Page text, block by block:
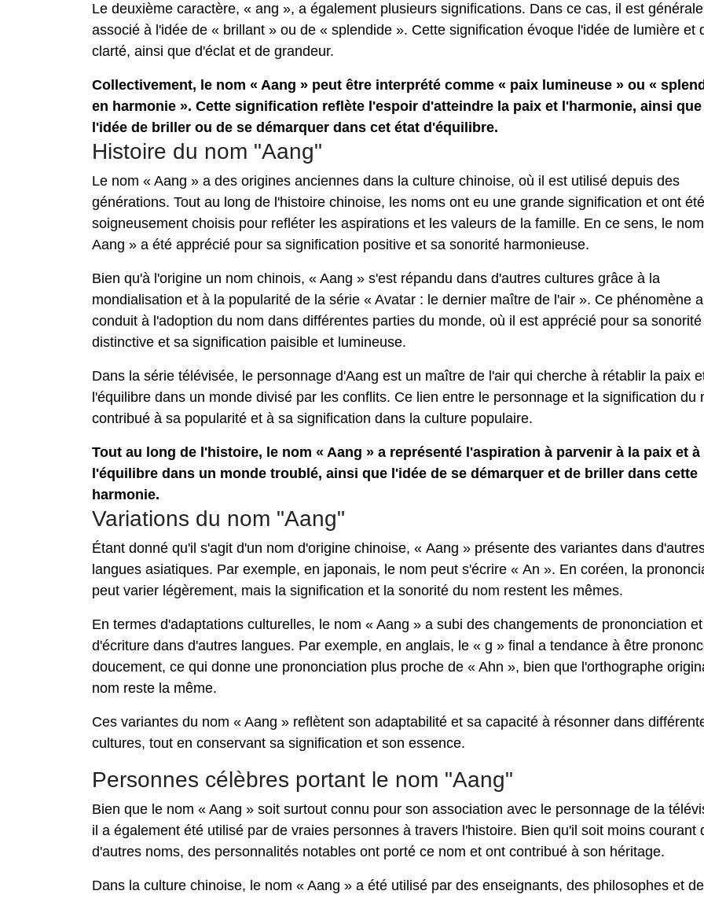
Le deuxième caractère, « ang », a également plusieurs significations. Dans ce cas, il est
associé à l'idée de « brillant » ou de « splendide ». Cette signification évoque l'idée de lumière et
clarté, ainsi que d'éclat et de grandeur.
Collectivement, le nom « Aang » peut être interprété comme « paix lumineuse » ou «
en harmonie ». Cette signification reflète l'espoir d'atteindre la paix et l'harmonie, ainsi que
l'idée de briller ou de se démarquer dans cet état d'équilibre.
Histoire du nom "Aang"
Le nom « Aang » a des origines anciennes dans la culture chinoise, où il est utilisé depuis des
générations. Tout au long de l'histoire chinoise, les noms ont eu une grande signification et ont été
soigneusement choisis pour refléter les aspirations et les valeurs de la famille. En ce sens, le
Aang » a été apprécié pour sa signification positive et sa sonorité harmonieuse.
Bien qu'à l'origine un nom chinois, « Aang » s'est répandu dans d'autres cultures grâce à la
mondialisation et à la popularité de la série « Avatar : le dernier maître de l'air ». Ce phénomène a
conduit à l'adoption du nom dans différentes parties du monde, où il est apprécié pour sa sonorité
distinctive et sa signification paisible et lumineuse.
Dans la série télévisée, le personnage d'Aang est un maître de l'air qui cherche à rétablir la paix
l'équilibre dans un monde divisé par les conflits. Ce lien entre le personnage et la signification du
contribué à sa popularité et à sa signification dans la culture populaire.
Tout au long de l'histoire, le nom « Aang » a représenté l'aspiration à parvenir à la paix et à
l'équilibre dans un monde troublé, ainsi que l'idée de se démarquer et de briller dans cette
harmonie.
Variations du nom "Aang"
Étant donné qu'il s'agit d'un nom d'origine chinoise, « Aang » présente des variantes dans
langues asiatiques. Par exemple, en japonais, le nom peut s'écrire « An ». En coréen, la
peut varier légèrement, mais la signification et la sonorité du nom restent les mêmes.
En termes d'adaptations culturelles, le nom « Aang » a subi des changements de prononciation et
d'écriture dans d'autres langues. Par exemple, en anglais, le « g » final a tendance à être
doucement, ce qui donne une prononciation plus proche de « Ahn », bien que l'orthographe
nom reste la même.
Ces variantes du nom « Aang » reflètent son adaptabilité et sa capacité à résonner dans
cultures, tout en conservant sa signification et son essence.
Personnes célèbres portant le nom "Aang"
Bien que le nom « Aang » soit surtout connu pour son association avec le personnage de la
il a également été utilisé par de vraies personnes à travers l'histoire. Bien qu'il soit moins courant
d'autres noms, des personnalités notables ont porté ce nom et ont contribué à son héritage.
Dans la culture chinoise, le nom « Aang » a été utilisé par des enseignants, des philosophes et